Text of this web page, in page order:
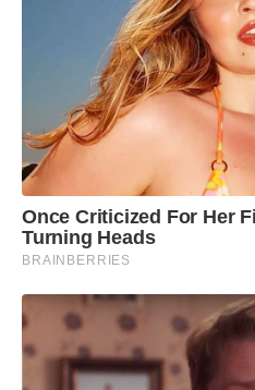
Once Criticized For Her
Turning Heads
BRAINBERRIES